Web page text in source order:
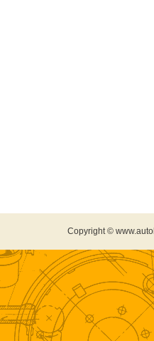
Copyright ©